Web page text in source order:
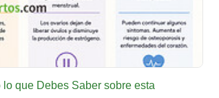
que Debes Saber sobre esta